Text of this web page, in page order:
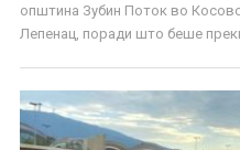
општина Зубин Поток во
Лепенац, поради што беше